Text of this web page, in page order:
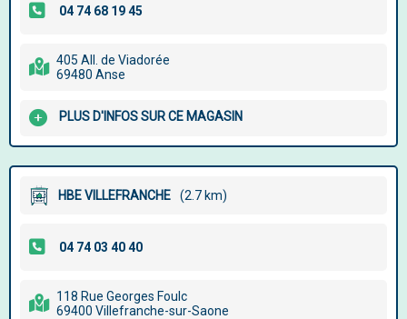
405 All. de Viadorée
69480 Anse
PLUS D'INFOS SUR CE MAGASIN
HBE VILLEFRANCHE (2.7 km)
118 Rue Georges Foulc
69400 Villefranche-sur-Saone